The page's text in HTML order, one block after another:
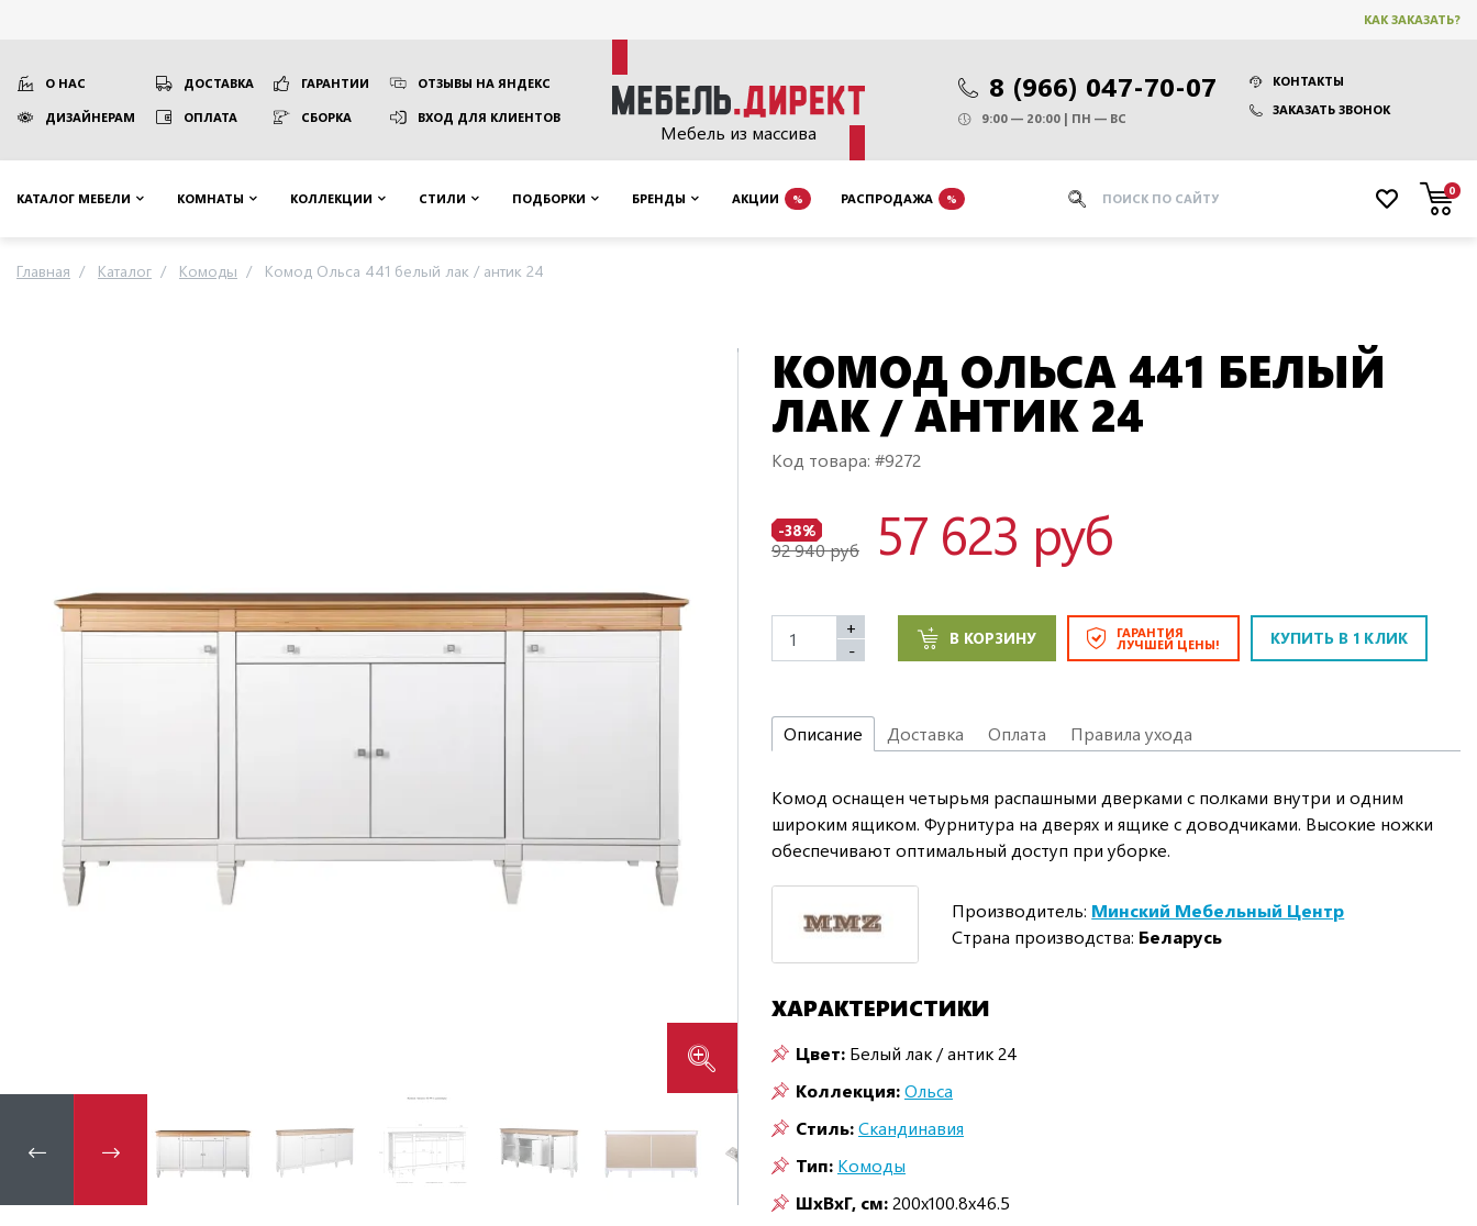
КАК ЗАКАЗАТЬ?
Мебель из массива
О НАС ДОСТАВКА ГАРАНТИИ ОТЗЫВЫ НА ЯНДЕКС
ДИЗАЙНЕРАМ ОПЛАТА СБОРКА ВХОД ДЛЯ КЛИЕНТОВ
8 (966) 047-70-07
КОНТАКТЫ
ЗАКАЗАТЬ ЗВОНОК
9:00 — 20:00 | ПН — ВС
КАТАЛОГ МЕБЕЛИ КОМНАТЫ КОЛЛЕКЦИИ СТИЛИ ПОДБОРКИ БРЕНДЫ АКЦИИ % РАСПРОДАЖА %
0
Главная Каталог Комоды Комод Ольса 441 белый лак / антик 24
КОМОД ОЛЬСА 441 БЕЛЫЙ
ЛАК / АНТИК 24
Код товара: #9272
-38%
92 940 руб 57 623 руб
+
-
В КОРЗИНУ ГАРАНТИЯ
ЛУЧШЕЙ ЦЕНЫ! КУПИТЬ В 1 КЛИК
Описание Доставка Оплата Правила ухода
Комод оснащен четырьмя распашными дверками с полками внутри и одним
широким ящиком. Фурнитура на дверях и ящике с доводчиками. Высокие ножки
обеспечивают оптимальный доступ при уборке.
Производитель: Минский Мебельный Центр
Страна производства: Беларусь
ХАРАКТЕРИСТИКИ
Цвет: Белый лак / антик 24
Коллекция:Ольса
Стиль:Скандинавия
Тип: Комоды
ШxВxГ, см:200x100.8x46.5